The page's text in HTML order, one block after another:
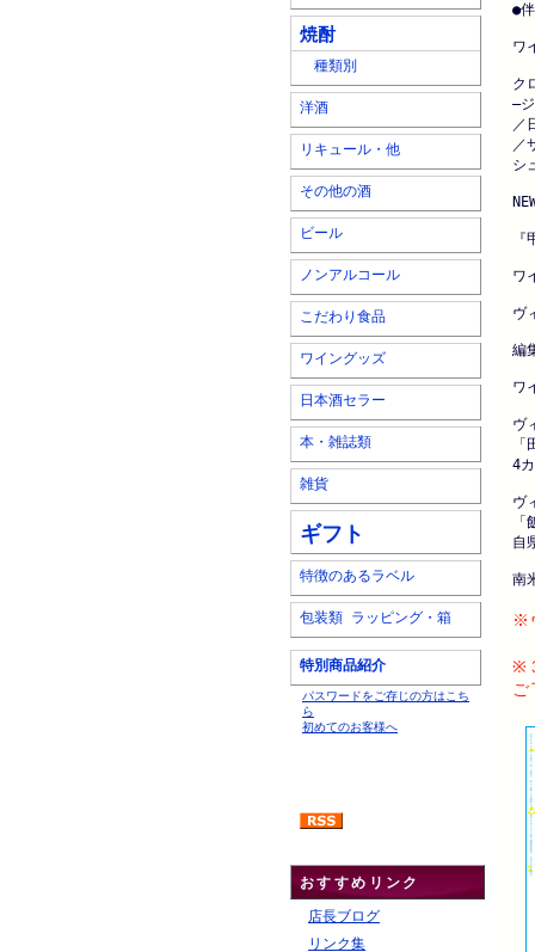
焼酎
種類別
洋酒
リキュール・他
その他の酒
ビール
ノンアルコール
こだわり食品
ワイングッズ
日本酒セラー
本・雑誌類
雑貨
ギフト
特徴のあるラベル
包装類 ラッピング・箱
特別商品紹介
パスワードをご存じの方はこち
ら
初めてのお客様へ
おすすめリンク
店長ブログ
リンク集
●
ワ
ク
―
／
／
シ
ワ
ヴ
編
ワ
ヴ
4
ヴ
自
南
※
※